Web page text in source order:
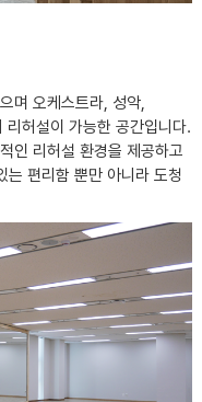
며 오케스트라, 성악,
허설이 가능한 공간입니다.
인 리허설 환경을 제공하고
는 편리함 뿐만 아니라 도청